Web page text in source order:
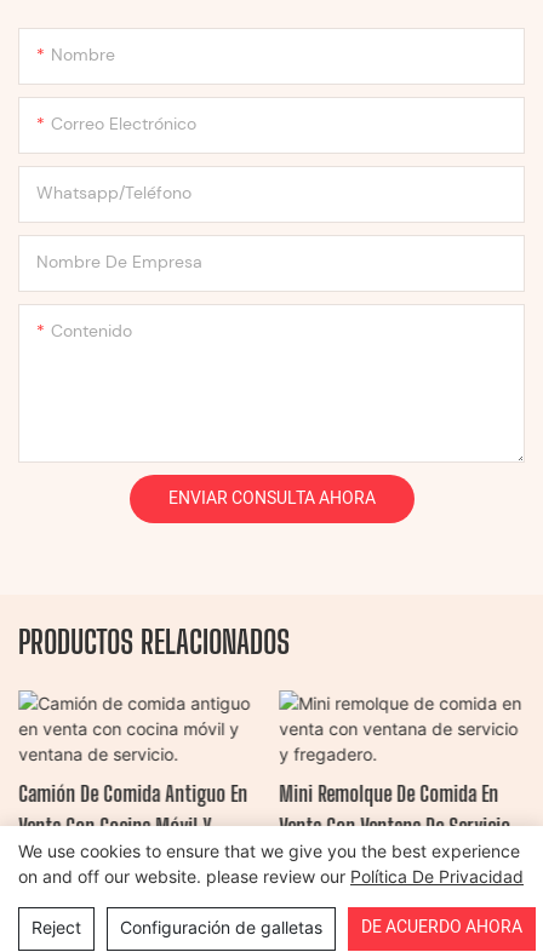
Nombre
Correo Electrónico
Whatsapp/Teléfono
Nombre De Empresa
Contenido
ENVIAR CONSULTA AHORA
PRODUCTOS RELACIONADOS
Camión De Comida Antiguo En
Venta Con Cocina Móvil Y
Ventana De Servicio.
Mini Remolque De Comida En
Venta Con Ventana De Servicio Y
Fregadero.
Mapa del sitio |política de privacidad
We use cookies to ensure that we give you the best experience
on and off our website. please review our Política De Privacidad
Reject Configuración de galletas DE ACUERDO AHORA